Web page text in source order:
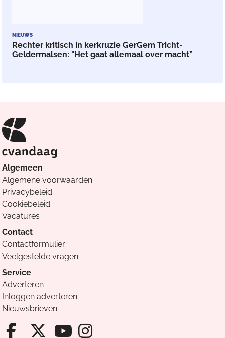
NIEUWS
Rechter kritisch in kerkruzie GerGem Tricht-
Geldermalsen: "Het gaat allemaal over macht”
Algemeen
Algemene voorwaarden
Privacybeleid
Cookiebeleid
Vacatures
Contact
Contactformulier
Veelgestelde vragen
Service
Adverteren
Inloggen adverteren
Nieuwsbrieven
Facebook van Cvandaag
X van Cvandaag
Instagram van